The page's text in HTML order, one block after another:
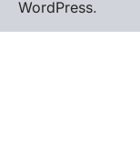
WordPress.